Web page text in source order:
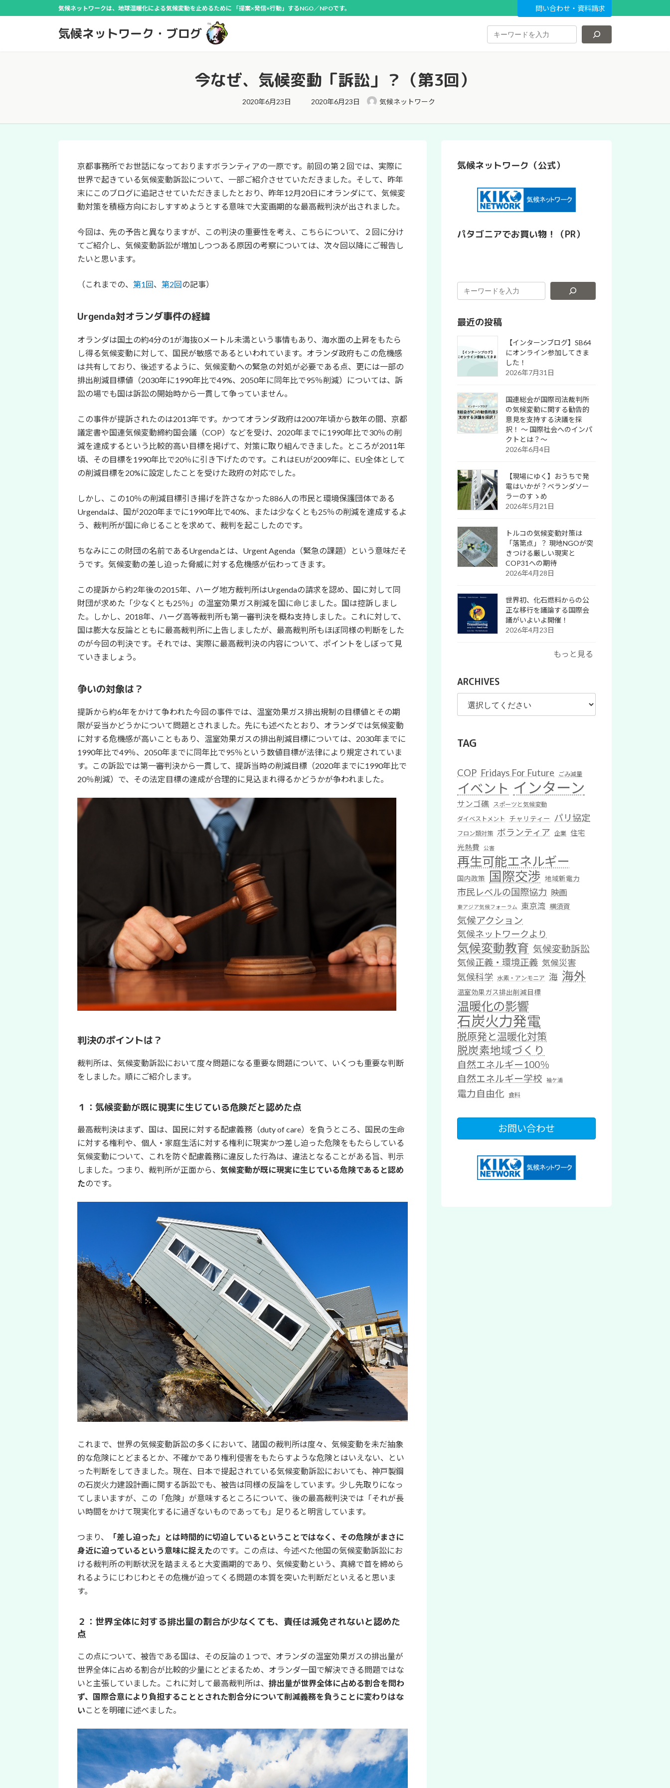
ン
ビ
気候ネットワークは、地球温暖化による気候変動を止めるために 「提案×発信×行動」するNGO／NPOです。 問い合わせ・資料請求
気候ネットワーク・ブログ
今なぜ、気候変動「訴訟」？（第3回）
2020年6月23日
最
終
日
2020年6月23日 気候ネットワーク
京都事務所でお世話になっておりますボランティアの一原です。前回の第２回では、実際に
世界で起きている気候変動訴訟について、一部ご紹介させていただきました。そして、昨年
末にこのブログに追記させていただきましたとおり、昨年12月20日にオランダにて、気候変
動対策を積極方向におしすすめようとする意味で大変画期的な最高裁判決が出されました。
今回は、先の予告と異なりますが、この判決の重要性を考え、こちらについて、２回に分け
てご紹介し、気候変動訴訟が増加しつつある原因の考察については、次々回以降にご報告し
たいと思います。
（これまでの、第1回、第2回の記事）
Urgenda対オランダ事件の経緯
オランダは国土の約4分の1が海抜0メートル未満という事情もあり、海水面の上昇をもたら
し得る気候変動に対して、国民が敏感であるといわれています。オランダ政府もこの危機感
は共有しており、後述するように、気候変動への緊急の対処が必要である点、更には一部の
排出削減目標値（2030年に1990年比で49%、2050年に同年比で95％削減）については、訴
訟の場でも国は訴訟の開始時から一貫して争っていません。
この事件が提訴されたのは2013年です。かつてオランダ政府は2007年頃から数年の間、京都
議定書や国連気候変動締約国会議（COP）などを受け、2020年までに1990年比で30％の削
減を達成するという比較的高い目標を掲げて、対策に取り組んできました。ところが2011年
頃、その目標を1990年比で20％に引き下げたのです。これはEUが2009年に、EU全体として
の削減目標を20%に設定したことを受けた政府の対応でした。
しかし、この10％の削減目標引き揚げを許さなかった886人の市民と環境保護団体である
Urgendaは、国が2020年までに1990年比で40%、または少なくとも25％の削減を達成するよ
う、裁判所が国に命じることを求めて、裁判を起こしたのです。
ちなみにこの財団の名前であるUrgendaとは、Urgent Agenda（緊急の課題）という意味だそ
うです。気候変動の差し迫った脅威に対する危機感が伝わってきます。
この提訴から約2年後の2015年、ハーグ地方裁判所はUrgendaの請求を認め、国に対して同
財団が求めた「少なくとも25％」の温室効果ガス削減を国に命じました。国は控訴しまし
た。しかし、2018年、ハーグ高等裁判所も第一審判決を概ね支持しました。これに対して、
国は膨大な反論とともに最高裁判所に上告しましたが、最高裁判所もほぼ同様の判断をした
のが今回の判決です。それでは、実際に最高裁判決の内容について、ポイントをしぼって見
ていきましょう。
争いの対象は？
提訴から約6年をかけて争われた今回の事件では、温室効果ガス排出規制の目標値とその期
限が妥当かどうかについて問題とされました。先にも述べたとおり、オランダでは気候変動
に対する危機感が高いこともあり、温室効果ガスの排出削減目標については、2030年までに
1990年比で49％、2050年までに同年比で95％という数値目標が法律により規定されていま
す。この訴訟では第一審判決から一貫して、提訴当時の削減目標（2020年までに1990年比で
20％削減）で、その法定目標の達成が合理的に見込まれ得るかどうかが争われました。
判決のポイントは？
裁判所は、気候変動訴訟において度々問題になる重要な問題について、いくつも重要な判断
をしました。順にご紹介します。
１：気候変動が既に現実に生じている危険だと認めた点
最高裁判決はまず、国は、国民に対する配慮義務（duty of care）を負うところ、国民の生命
に対する権利や、個人・家庭生活に対する権利に現実かつ差し迫った危険をもたらしている
気候変動について、これを防ぐ配慮義務に違反した行為は、違法となることがある旨、判示
しました。つまり、裁判所が正面から、気候変動が既に現実に生じている危険であると認め
たのです。
これまで、世界の気候変動訴訟の多くにおいて、諸国の裁判所は度々、気候変動を未だ抽象
的な危険にとどまるとか、不確かであり権利侵害をもたらすような危険とはいえない、とい
った判断をしてきました。現在、日本で提起されている気候変動訴訟においても、神戸製鋼
の石炭火力建設計画に関する訴訟でも、被告は同様の反論をしています。少し先取りになっ
てしまいますが、この「危険」が意味するところについて、後の最高裁判決では「それが長
い時間をかけて現実化するに過ぎないものであっても」足りると明言しています。
つまり、
「差し迫った」とは時間的に切迫しているということではなく、その危険がまさに
身近に迫っているという意味に捉えたのです。この点は、今述べた他国の気候変動訴訟にお
ける裁判所の判断状況を踏まえると大変画期的であり、気候変動という、真綿で首を締めら
れるようにじわじわとその危機が迫ってくる問題の本質を突いた判断だといえると思いま
す。
２：世界全体に対する排出量の割合が少なくても、責任は減免されないと認めた
点
この点について、被告である国は、その反論の１つで、オランダの温室効果ガスの排出量が
世界全体に占める割合が比較的少量にとどまるため、オランダ一国で解決できる問題ではな
いと主張していました。これに対して最高裁判所は、排出量が世界全体に占める割合を問わ
ず、国際合意により負担することとされた割合分について削減義務を負うことに変わりはな
い ことを明確に述べました。
気候ネットワーク（公式）
パタゴニアでお買い物！（PR）
最近の投稿
【インターンブログ】SB64
にオンライン参加してきま
した！
2026年7月31日
国連総会が国際司法裁判所
の気候変動に関する勧告的
意見を支持する決議を採
択！ 〜 国際社会へのインパ
クトとは？～
2026年6月4日
【現場にゆく】おうちで発
電はいかが？ベランダソー
ラーのすゝめ
2026年5月21日
トルコの気候変動対策は
「落第点」？ 現地NGOが突
きつける厳しい現実と
COP31への期待
2026年4月28日
世界初、化石燃料からの公
正な移行を議論する国際会
議がいよいよ開催！
2026年4月23日
もっと見る
ARCHIVES
TAG
COP Fridays For Future ごみ減量
イベント インターン
サンゴ礁 スポーツと気候変動
ダイベストメント
チャリティー パリ協定
フロン類対策 ボランティア 企業 住宅
光熱費
公害
再生可能エネルギー
国内政策 国際交渉 地域新電力
市民レベルの国際協力 映画
東アジア気候フォーラム 東京湾 横須賀
気候アクション
気候ネットワークより
気候変動教育 気候変動訴訟
気候正義・環境正義 気候災害
気候科学 水素・アンモニア 海 海外
温室効果ガス排出削減目標
温暖化の影響
石炭火力発電
脱原発と温暖化対策
脱炭素地域づくり
自然エネルギー100％
自然エネルギー学校
袖ケ浦
電力自由化 食料
お問い合わせ